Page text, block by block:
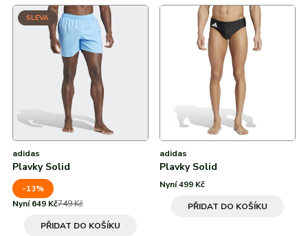
SLEVA
adidas
Plavky Solid
-13%
Nyní 649 Kč749 Kč
PŘIDAT DO KOŠÍKU
adidas
Plavky Solid
Nyní 499 Kč
PŘIDAT DO KOŠÍKU